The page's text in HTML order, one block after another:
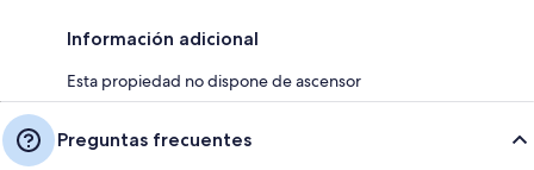
Información adicional
Esta propiedad no dispone de ascensor
Preguntas frecuentes